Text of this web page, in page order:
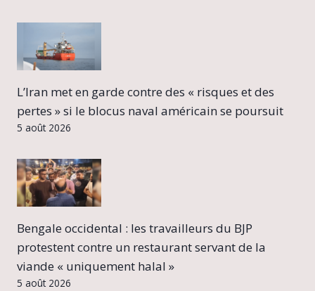
L’Iran met en garde contre des « risques et des
pertes » si le blocus naval américain se poursuit
5 août 2026
Bengale occidental : les travailleurs du BJP
protestent contre un restaurant servant de la
viande « uniquement halal »
5 août 2026